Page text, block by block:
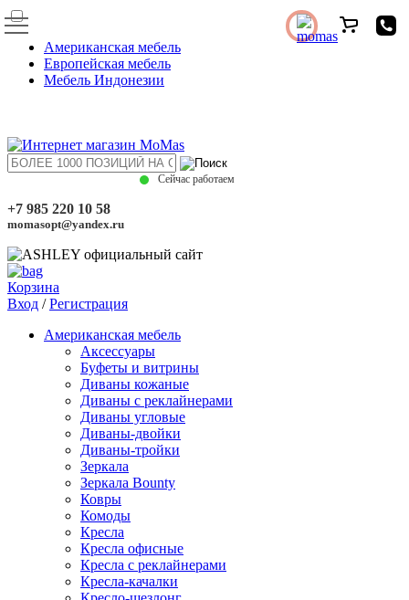
Американская мебель
Европейская мебель
Мебель Индонезии
Сейчас работаем
+7 985 220 10 58
momasopt@yandex.ru
Корзина
Вход /Регистрация
Американская мебель
Аксессуары
Буфеты и витрины
Диваны кожаные
Диваны с реклайнерами
Диваны угловые
Диваны-двойки
Диваны-тройки
Зеркала
Зеркала Bounty
Ковры
Комоды
Кресла
Кресла офисные
Кресла с реклайнерами
Кресла-качалки